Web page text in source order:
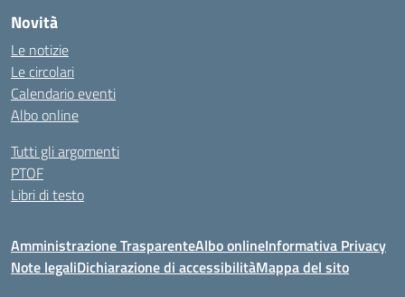
Novità
Le notizie
Le circolari
Calendario eventi
Albo online
Tutti gli argomenti
PTOF
Libri di testo
Amministrazione TrasparenteAlbo onlineInformativa Privacy
Note legaliDichiarazione di accessibilitàMappa del sito